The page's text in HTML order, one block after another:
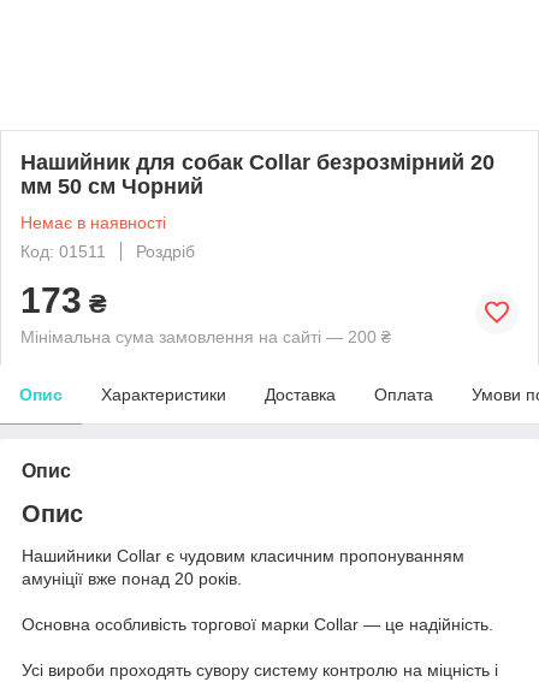
Нашийник для собак Collar безрозмірний 20
мм 50 см Чорний
Немає в наявності
Код: 01511
Роздріб
173 ₴
Мінімальна сума замовлення на сайті — 200 ₴
Опис Характеристики Доставка Оплата Умови
Опис
Опис
Нашийники Collar є чудовим класичним пропонуванням
амуніції вже понад 20 років.
Основна особливість торгової марки Collar — це надійність.
Усі вироби проходять сувору систему контролю на міцність і